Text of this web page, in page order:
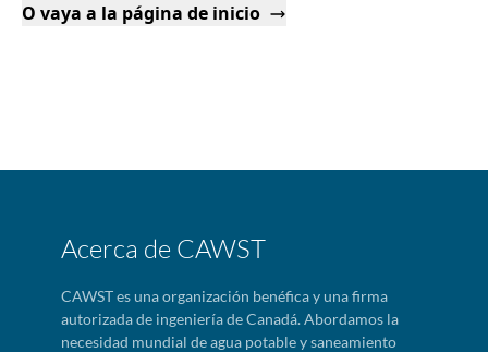
O vaya a la página de inicio
Acerca de CAWST
CAWST es una organización benéfica y una firma
autorizada de ingeniería de Canadá. Abordamos la
necesidad mundial de agua potable y saneamiento